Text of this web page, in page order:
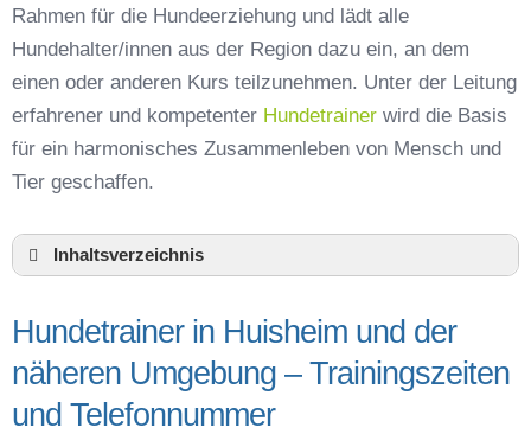
Rahmen für die Hundeerziehung und lädt alle
Hundehalter/innen aus der Region dazu ein, an dem
einen oder anderen Kurs teilzunehmen. Unter der Leitung
erfahrener und kompetenter Hundetrainer wird die Basis
für ein harmonisches Zusammenleben von Mensch und
Tier geschaffen.
Inhaltsverzeichnis
Hundetrainer in Huisheim und der näheren
Telefonnummer
Das macht einen guten Hundetrainer aus
Hundetrainer in Huisheim und der
näheren Umgebung – Trainingszeiten
und Telefonnummer